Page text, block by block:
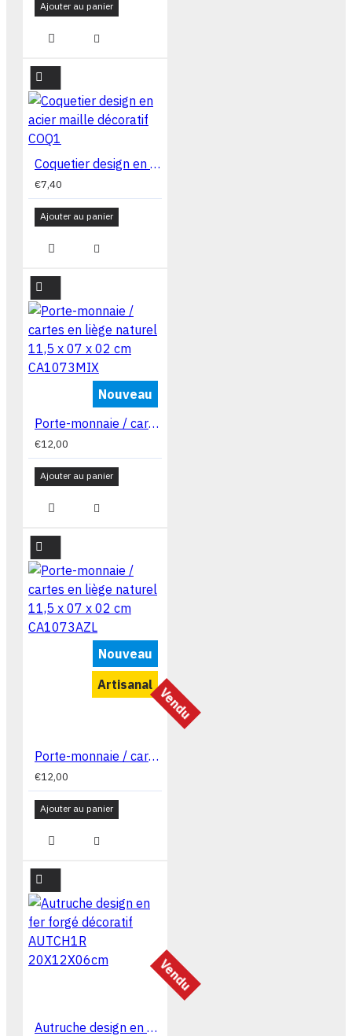
Ajouter au panier
Coquetier design en acier maille décoratif COQ1
€7,40
Ajouter au panier
Nouveau
Porte-monnaie / cartes en liège naturel 11,5 x 07 x 02 cm CA1073MIX
€12,00
Ajouter au panier
Nouveau
Artisanal
Vendu
Porte-monnaie / cartes en liège naturel 11,5 x 07 x 02 cm CA1073AZL
€12,00
Ajouter au panier
Vendu
Autruche design en fer forgé décoratif AUTCH1R 20X12X06cm